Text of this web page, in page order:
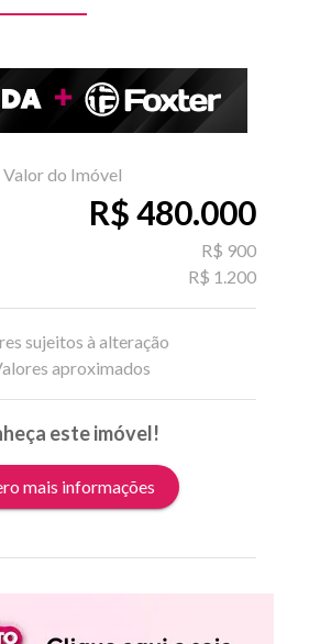
Valor do Imóvel
R$ 480.000
R$ 900
R$ 1.200
sujeitos à alteração
aproximados
este imóvel!
mais informações